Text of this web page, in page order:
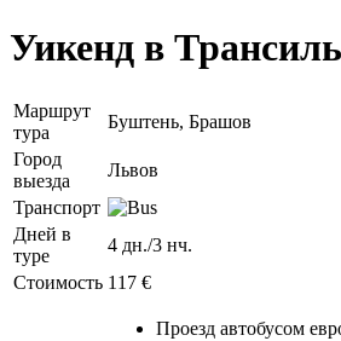
Уикенд в
Маршрут
тура
Буштень, Брашов
Город
выезда
Львов
Транспорт
Дней в
туре
4 дн./3 нч.
Стоимость 117 €
Проезд автобусом